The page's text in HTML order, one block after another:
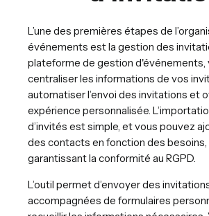
L’une des premières étapes de
événements est la gestion des
plateforme de gestion d'événements,
centraliser les informations de vos
automatiser l’envoi des invitations et
expérience personnalisée.
d’invités est simple, et vous pouvez
des contacts en fonction des
garantissant la conformité au RGPD.
L’outil permet d’envoyer des
accompagnées de formulaires